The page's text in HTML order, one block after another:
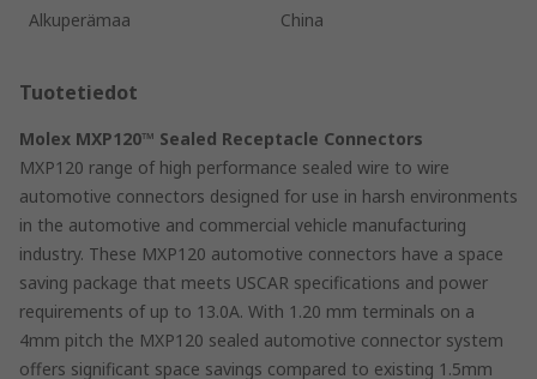
Alkuperämaa China
Tuotetiedot
Molex MXP120™ Sealed Receptacle Connectors
MXP120 range of high performance sealed wire to wire
automotive connectors designed for use in harsh environments
in the automotive and commercial vehicle manufacturing
industry. These MXP120 automotive connectors have a space
saving package that meets USCAR specifications and power
requirements of up to 13.0A. With 1.20 mm terminals on a
4mm pitch the MXP120 sealed automotive connector system
offers significant space savings compared to existing 1.5mm